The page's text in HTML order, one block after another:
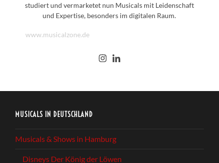
studiert und vermarketet nun Musicals mit Leidenschaft
und Expertise, besonders im digitalen Raum.
www.musicalzone.de
MUSICALS IN DEUTSCHLAND
Musicals & Shows in Hamburg
Disneys Der König der Löwen